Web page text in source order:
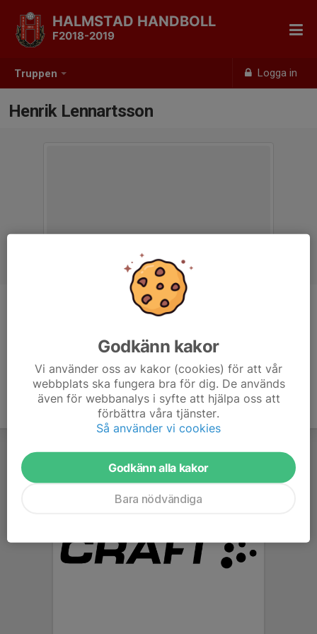
Truppen Logga in
HALMSTAD HANDBOLL
F2018-2019
Henrik Lennartsson
Admin/Kioskansvarig/Hjälptränare
Godkänn kakor
Vi använder oss av kakor (cookies) för att vår
webbplats ska fungera bra för dig. De används
även för webbanalys i syfte att hjälpa oss att
förbättra våra tjänster.
Så använder vi cookies
Godkänn alla kakor
Bara nödvändiga